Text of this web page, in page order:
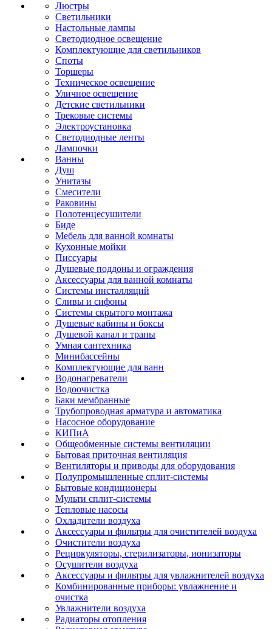
Люстры
Светильники
Настольные лампы
Светодиодное освещение
Комплектующие для светильников
Споты
Торшеры
Техническое освещение
Уличное освещение
Детские светильники
Трековые системы
Электроустановка
Светодиодные ленты
Лампочки
Ванны
Душ
Унитазы
Смесители
Раковины
Полотенцесушители
Биде
Мебель для ванной комнаты
Кухонные мойки
Писсуары
Душевые поддоны и ограждения
Аксессуары для ванной комнаты
Системы инсталляций
Сливы и сифоны
Системы скрытого монтажа
Душевые кабины и боксы
Душевой канал и трапы
Умная сантехника
Минибассейны
Комплектующие для ванн
Водонагреватели
Водоочистка
Баки мембранные
Трубопроводная арматура и автоматика
Насосное оборудование
КИПиА
Общеобменные системы вентиляции
Бытовая приточная вентиляция
Вентиляторы и приводы для оборудования
Полупромышленные сплит-системы
Бытовые кондиционеры
Мульти сплит-системы
Тепловые насосы
Охладители воздуха
Аксессуары и фильтры для очистителей воздуха
Очистители воздуха
Рециркуляторы, стерилизаторы, ионизаторы
Осушители воздуха
Аксессуары и фильтры для увлажнителей воздуха
Комбинированные приборы: увлажнение и
очистка
Увлажнители воздуха
Радиаторы отопления